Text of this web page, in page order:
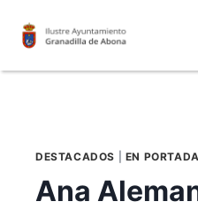
DESTACADOS EN PORTADA
Ana